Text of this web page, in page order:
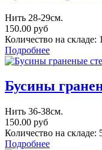
Нить 28-29см.
150.00 руб
Количество на складе:
Подробнее
Бусины
Нить 36-38см.
150.00 руб
Количество на складе:
Подробнее